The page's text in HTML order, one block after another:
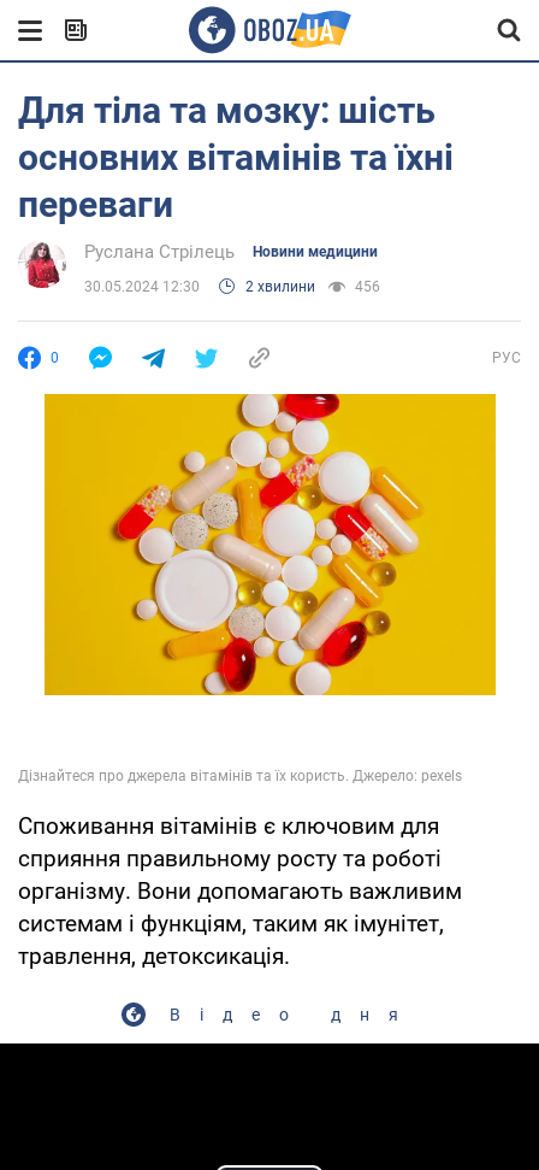
Для тіла та мозку: шість
основних вітамінів та їхні
переваги
Руслана Стрілець Новини медицини
30.05.2024 12:30 2 хвилини 456
0 РУС
Споживання вітамінів є ключовим для
сприяння правильному росту та роботі
організму. Вони допомагають важливим
системам і функціям, таким як імунітет,
травлення, детоксикація.
Відео дня